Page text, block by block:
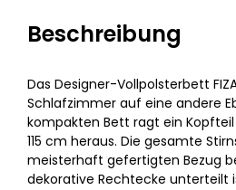
Beschreibung
Das Designer-Vollpolsterbett
Schlafzimmer auf eine andere
kompakten Bett ragt ein Kopfteil
115 cm heraus. Die gesamte
meisterhaft gefertigten Bezug
dekorative Rechtecke unterteilt